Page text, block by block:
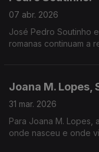
07 abr. 2026
José Pedro Soutinho
romanas continuam a
Joana M.
31 mar. 2026
Para Joana M. Lopes,
onde nasceu e onde